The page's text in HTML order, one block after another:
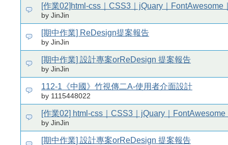
[作業02]html-css｜CSS3｜jQuary｜FontAwesome
by JinJin
[期中作業] ReDesign提案報告
by JinJin
[期中作業] 設計專案orReDesign 提案報告
by JinJin
112-1《中國》竹視傳二A-使用者介面設計
by 1115448022
[作業02] html-css｜CSS3｜jQuary｜FontAwesome
by JinJin
[期中作業] 設計專案orReDesign 提案報告